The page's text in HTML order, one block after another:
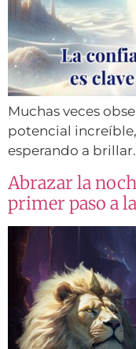
Muchas veces
potencial
esperando a brillar.
Abrazar la
primer paso a